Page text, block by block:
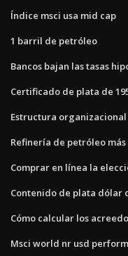
Índice msci usa mid cap
1 barril de petróleo
Bancos bajan las tasas
Certificado de plata de
Estructura
Refinería de petróleo
Comprar en línea la
Contenido de plata dólar
Cómo calcular los
Msci world nr usd